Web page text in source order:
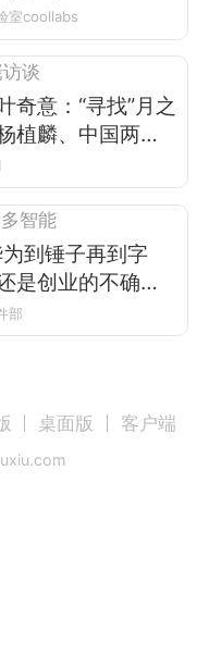
室coollabs
谈
奇意：“寻找”月之
植麟、中国两代
年人才迁徙，与
仰
智能
为到锤子再到字
是创业的不确定
我激动”
部
桌面版 客户端